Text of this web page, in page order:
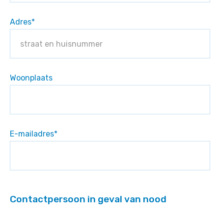
Adres*
Woonplaats
E-mailadres*
Contactpersoon in geval van nood